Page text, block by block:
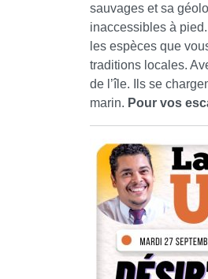
sauvages et sa
inaccessibles à
les espèces que
traditions locales.
de l’île. Ils se
marin. Pour vos